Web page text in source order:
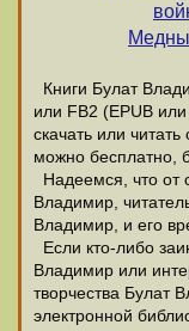
Книги Булат
или FB2 (EPUB
скачать или
можно бесплатно,
Надеемся, что от
Владимир,
Владимир, и его
Если кто-либо
Владимир или
творчества Булат
электронной